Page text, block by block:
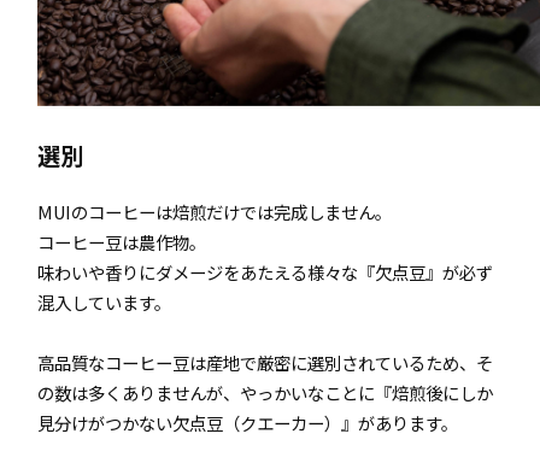
選別
MUIのコーヒーは焙煎だけでは完成しません。
コーヒー⾖は農作物。
味わいや⾹りにダメージをあたえる様々な『⽋点⾖』が必ず
混⼊しています。
⾼品質なコーヒー⾖は産地で厳密に選別されているため、そ
の数は多くありませんが、やっかいなことに『焙煎後にしか
⾒分けがつかない⽋点⾖（クエーカー）』があります。